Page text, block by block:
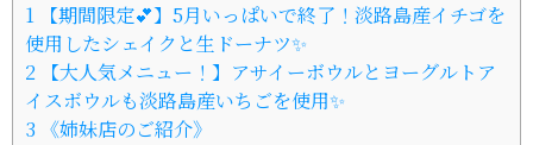
1【期間限定💕】5月いっぱいで終了！淡路島産イチゴを
使用したシェイクと生ドーナツ✨
2【大人気メニュー！】アサイーボウルとヨーグルトア
イスボウルも淡路島産いちごを使用✨
3 《姉妹店のご紹介》